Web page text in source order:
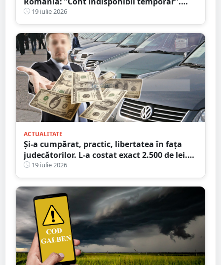
Probleme și în alte țări
19 iulie 2026
ACTUALITATE
Și-a cumpărat, practic, libertatea în fața
judecătorilor. L-a costat exact 2.500 de lei.
Victima a plătit cheltuielile de judecată
19 iulie 2026